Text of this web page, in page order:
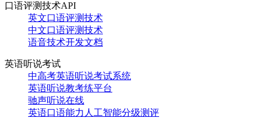
口语评测技术API
英文口语评测技术
中文口语评测技术
语音技术开发文档
英语听说考试
中高考英语听说考试系统
英语听说教考练平台
驰声听说在线
英语口语能力人工智能分级测评